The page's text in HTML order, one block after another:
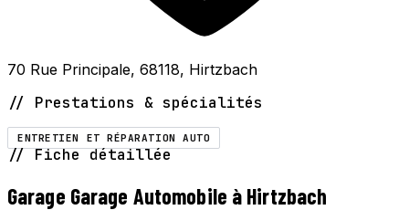
70 Rue Principale, 68118, Hirtzbach
// Prestations & spécialités
ENTRETIEN ET RÉPARATION AUTO
// Fiche détaillée
Garage Garage Automobile à Hirtzbach